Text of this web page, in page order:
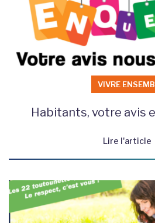
VIVRE
Habitants, votre avis
Lire l'article